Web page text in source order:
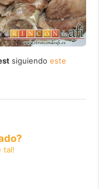
siguiendoeste
tal!